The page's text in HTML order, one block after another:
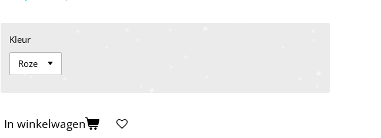
Kleur
In winkelwagen